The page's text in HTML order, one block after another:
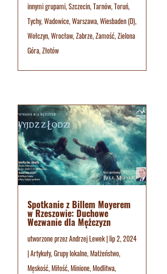
innymi grupami,Szczecin,Tarnów,Toruń,
Tychy,Wadowice,Warszawa,Wiesbaden (D),
Wołczyn,Wrocław,Zabrze,Zamość,Zielona
Góra,Złotów
Spotkanie z Billem Moyerem
w Rzeszowie: Duchowe
Wezwanie dla Mężczyzn
utworzone przezAndrzej Lewek|lip 2, 2024
|Artykuły,Grupy lokalne,Małżeństwo,
Męskość,Miłość,Minione,Modlitwa,